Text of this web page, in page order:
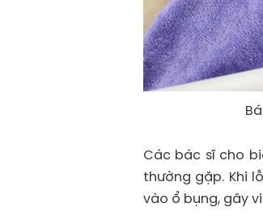
Các bác sĩ cho
thường gặp. Khi
vào ổ bụng, gây